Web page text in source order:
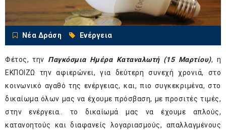
Νέα Δράση Ενέργεια
Φέτος, την Παγκόσμια Ημέρα Καταναλωτή (15 Μαρτίου), η
ΕΚΠΟΙΖΩ την αφιερώνει, για δεύτερη συνεχή χρονιά, στο
κοινωνικό αγαθό της ενέργειας, και, πιo συγκεκριμένα, στο
δικαίωμα όλων μας να έχουμε πρόσβαση, με προσιτές τιμές,
στην ενέργεια.. το δικαίωμά μας να έχουμε απλούς,
κατανοητούς και διαφανείς λογαριασμούς, απαλλαγμένους